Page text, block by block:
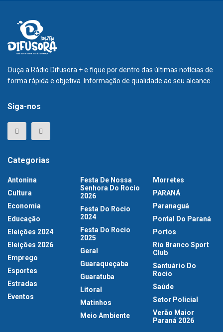
Ouça a Rádio Difusora + e fique por dentro das últimas notícias de
forma rápida e objetiva. Informação de qualidade ao seu alcance.
Siga-nos
Categorias
Antonina
Cultura
Economia
Educação
Eleições 2024
Eleições 2026
Emprego
Esportes
Estradas
Eventos
Festa De Nossa
Senhora Do Rocio
2026
Festa Do Rocio
2024
Festa Do Rocio
2025
Geral
Guaraqueçaba
Guaratuba
Litoral
Matinhos
Meio Ambiente
Morretes
PARANÁ
Paranaguá
Pontal Do Paraná
Portos
Rio Branco Sport
Club
Santuário Do
Rocio
Saúde
Setor Policial
Verão Maior
Paraná 2026